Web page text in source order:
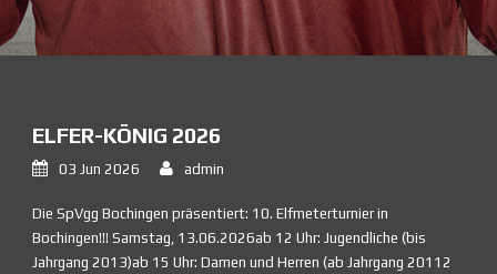
ELFER-KÖNIG 2026
03 Jun 2026 admin
Die SpVgg Bochingen präsentiert: 10. Elfmeterturnier in
Bochingen!!! Samstag, 13.06.2026ab 12 Uhr: Jugendliche (bis
Jahrgang 2013)ab 15 Uhr: Damen und Herren (ab Jahrgang 20112